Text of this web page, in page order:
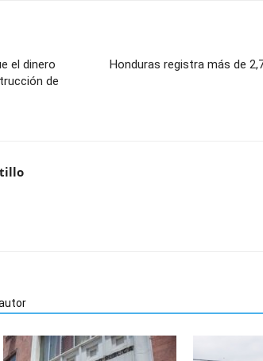
el dinero
de
Honduras registra más de